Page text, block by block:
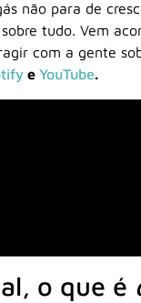
não para de
tudo. Vem
com a gente
eYouTube.
o que é